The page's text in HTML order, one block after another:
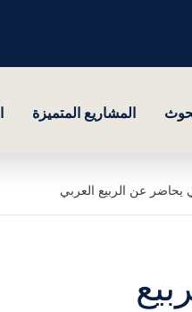
المشاريع المتميزة
يحاضر عن الربيع العربي